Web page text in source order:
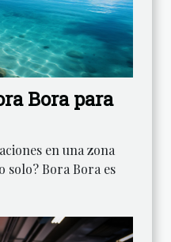
Bora para
en una zona
solo? Bora Bora es